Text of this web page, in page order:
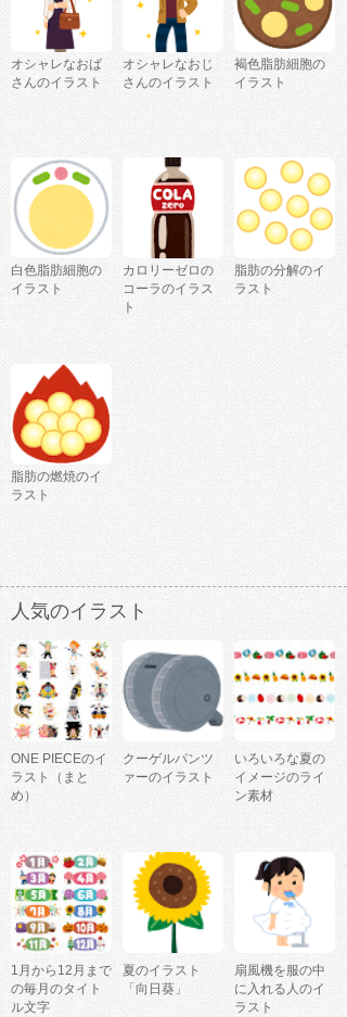
オシャレなおば
さんのイラスト
オシャレなおじ
さんのイラスト
褐色脂肪細胞の
イラスト
白色脂肪細胞の
イラスト
カロリーゼロの
コーラのイラス
ト
脂肪の分解のイ
ラスト
脂肪の燃焼のイ
ラスト
人気のイラスト
ONE PIECEのイ
ラスト（まと
め）
クーゲルパンツ
ァーのイラスト
いろいろな夏の
イメージのライ
ン素材
1月から12月まで
の毎月のタイト
ル文字
夏のイラスト
「向日葵」
扇風機を服の中
に入れる人のイ
ラスト